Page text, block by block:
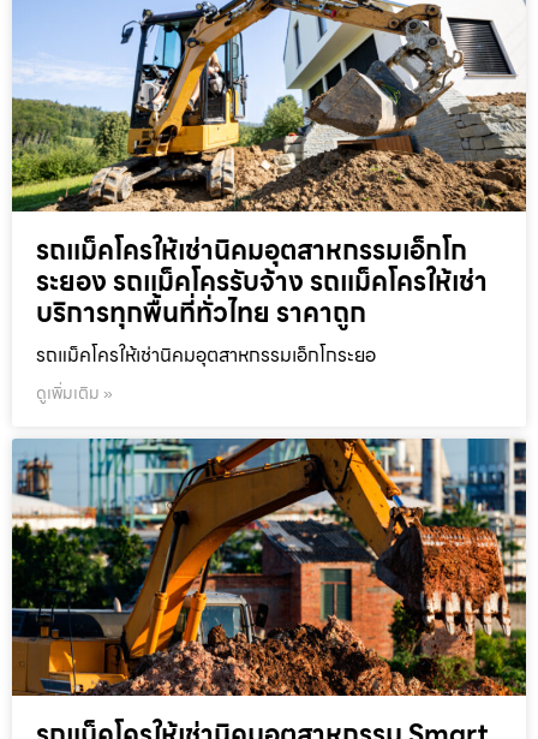
รถแม็คโครให้เช่านิคมอุตสาหกรรมเอ็กโก
ระยอง รถแม็คโครรับจ้าง รถแม็คโครให้เช่า
บริการทุกพื้นที่ทั่วไทย ราคาถูก
รถแม็คโครให้เช่านิคมอุตสาหกรรมเอ็กโกระยอ
ดูเพิ่มเติม »